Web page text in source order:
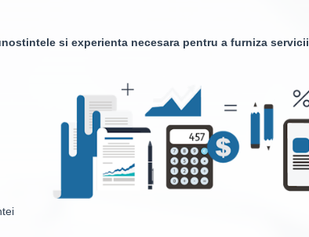
si experienta necesara pentru a furniza servicii